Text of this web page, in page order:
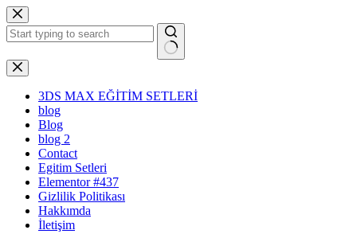
Skip
to
content
No
results
3DS MAX EĞİTİM SETLERİ
blog
Blog
blog 2
Contact
Egitim Setleri
Elementor #437
Gizlilik Politikası
Hakkımda
İletişim